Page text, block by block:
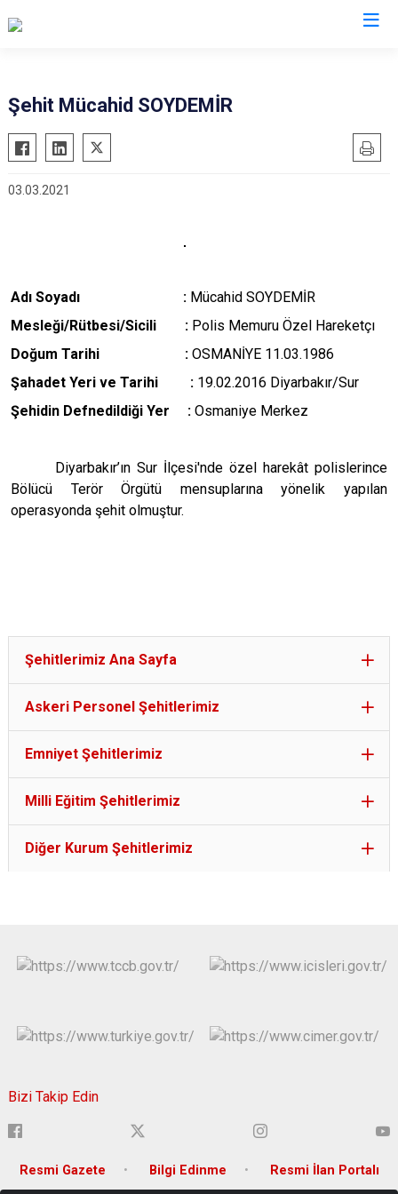
Şehit Mücahid SOYDEMİR
03.03.2021
Adı Soyadı : Mücahid SOYDEMİR
Mesleği/Rütbesi/Sicili : Polis Memuru Özel Hareketçı
Doğum Tarihi : OSMANİYE 11.03.1986
Şahadet Yeri ve Tarihi : 19.02.2016 Diyarbakır/Sur
Şehidin Defnedildiği Yer : Osmaniye Merkez
Diyarbakır’ın Sur İlçesi'nde özel harekât polislerince
Bölücü Terör Örgütü mensuplarına yönelik yapılan
operasyonda şehit olmuştur.
Şehitlerimiz Ana Sayfa
Askeri Personel Şehitlerimiz
Emniyet Şehitlerimiz
Milli Eğitim Şehitlerimiz
Diğer Kurum Şehitlerimiz
Bizi Takip Edin
Resmi Gazete Bilgi Edinme Resmi İlan Portalı